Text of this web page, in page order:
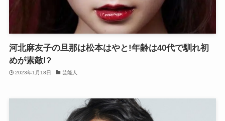
河北麻友子の旦那は松本はやと!年齢は40代で馴れ初
めが素敵!?
2023年1月18日 芸能人